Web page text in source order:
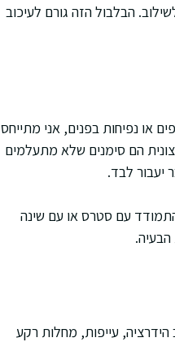
הבלבול הזה גורם לעיכוב
או נפיחות בפנים, אני מתייחס
הם סימנים שלא מתעלמים
יעבור לבד.
עם סטרס או עם שינה
עייפות, מחלות רקע